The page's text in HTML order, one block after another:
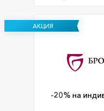
АКЦИЯ
-20% на